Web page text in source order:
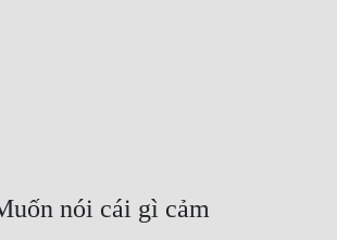
nói cái gì cảm